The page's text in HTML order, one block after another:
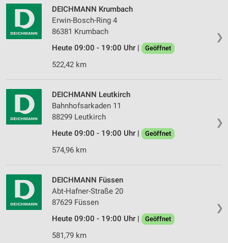
❯
DEICHMANN Krumbach
Erwin-Bosch-Ring 4
86381 Krumbach
Heute 09:00 - 19:00 Uhr |
Geöffnet
522,42 km
❯
DEICHMANN Leutkirch
Bahnhofsarkaden 11
88299 Leutkirch
Heute 09:00 - 19:00 Uhr |
Geöffnet
574,96 km
❯
DEICHMANN Füssen
Abt-Hafner-Straße 20
87629 Füssen
Heute 09:00 - 19:00 Uhr |
Geöffnet
581,79 km